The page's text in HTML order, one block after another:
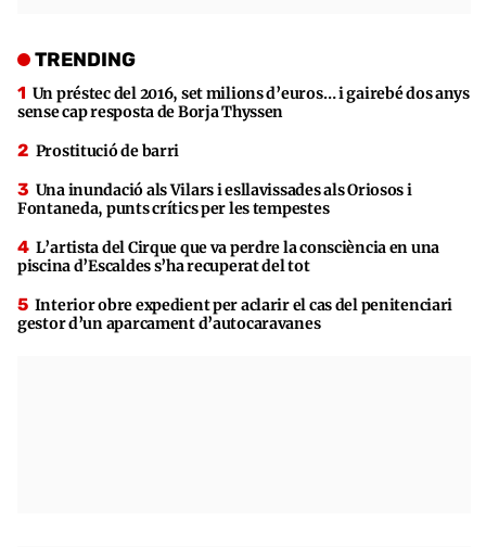
TRENDING
Un préstec del 2016, set milions d’euros… i gairebé dos anys
sense cap resposta de Borja Thyssen
Prostitució de barri
Una inundació als Vilars i esllavissades als Oriosos i
Fontaneda, punts crítics per les tempestes
L’artista del Cirque que va perdre la consciència en una
piscina d’Escaldes s’ha recuperat del tot
Interior obre expedient per aclarir el cas del penitenciari
gestor d’un aparcament d’autocaravanes